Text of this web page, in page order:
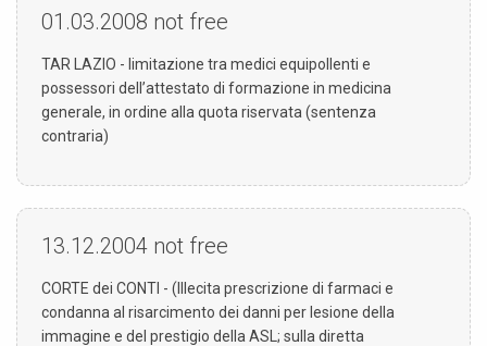
01.03.2008 not free
TAR LAZIO - limitazione tra medici equipollenti e
possessori dell’attestato di formazione in medicina
generale, in ordine alla quota riservata (sentenza
contraria)
13.12.2004 not free
CORTE dei CONTI - (Illecita prescrizione di farmaci e
condanna al risarcimento dei danni per lesione della
immagine e del prestigio della ASL; sulla diretta